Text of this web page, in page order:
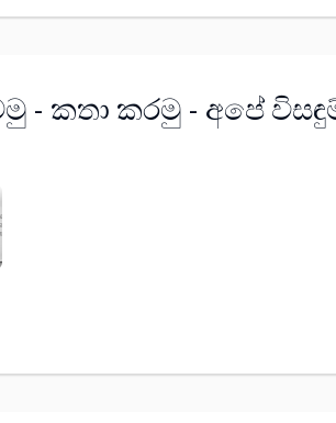
- කතා කරමු - අපේ